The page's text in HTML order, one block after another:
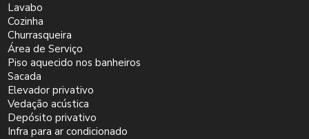
Lavabo
Cozinha
Churrasqueira
Área de Serviço
Piso aquecido nos banheiros
Sacada
Elevador privativo
Vedação acústica
Depósito privativo
Infra para ar condicionado